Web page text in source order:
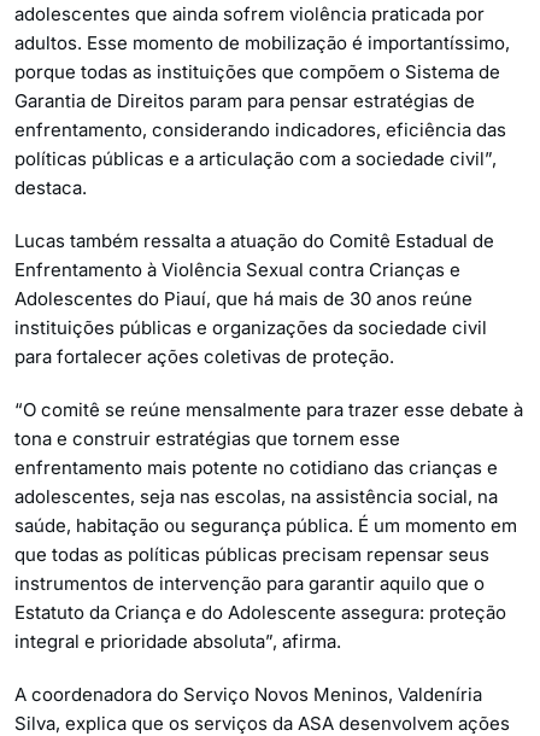
adolescentes que ainda sofrem violência praticada por
adultos. Esse momento de mobilização é importantíssimo,
porque todas as instituições que compõem o Sistema de
Garantia de Direitos param para pensar estratégias de
enfrentamento, considerando indicadores, eficiência das
políticas públicas e a articulação com a sociedade civil”,
destaca.
Lucas também ressalta a atuação do Comitê Estadual de
Enfrentamento à Violência Sexual contra Crianças e
Adolescentes do Piauí, que há mais de 30 anos reúne
instituições públicas e organizações da sociedade civil
para fortalecer ações coletivas de proteção.
“O comitê se reúne mensalmente para trazer esse debate à
tona e construir estratégias que tornem esse
enfrentamento mais potente no cotidiano das crianças e
adolescentes, seja nas escolas, na assistência social, na
saúde, habitação ou segurança pública. É um momento em
que todas as políticas públicas precisam repensar seus
instrumentos de intervenção para garantir aquilo que o
Estatuto da Criança e do Adolescente assegura: proteção
integral e prioridade absoluta”, afirma.
A coordenadora do Serviço Novos Meninos, Valdeníria
Silva, explica que os serviços da ASA desenvolvem ações